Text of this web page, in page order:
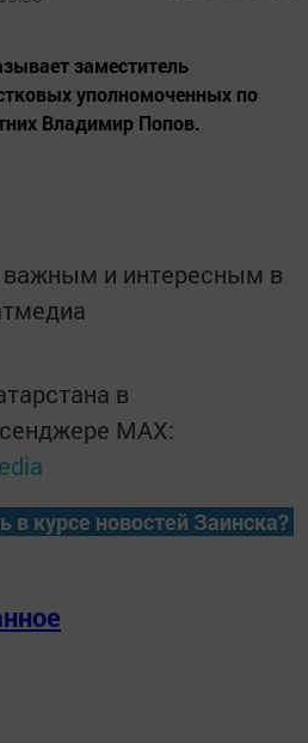
заместитель
уполномоченных по
Владимир Попов.
и интересным в
в
MАХ:
курсе новостей Заинска?